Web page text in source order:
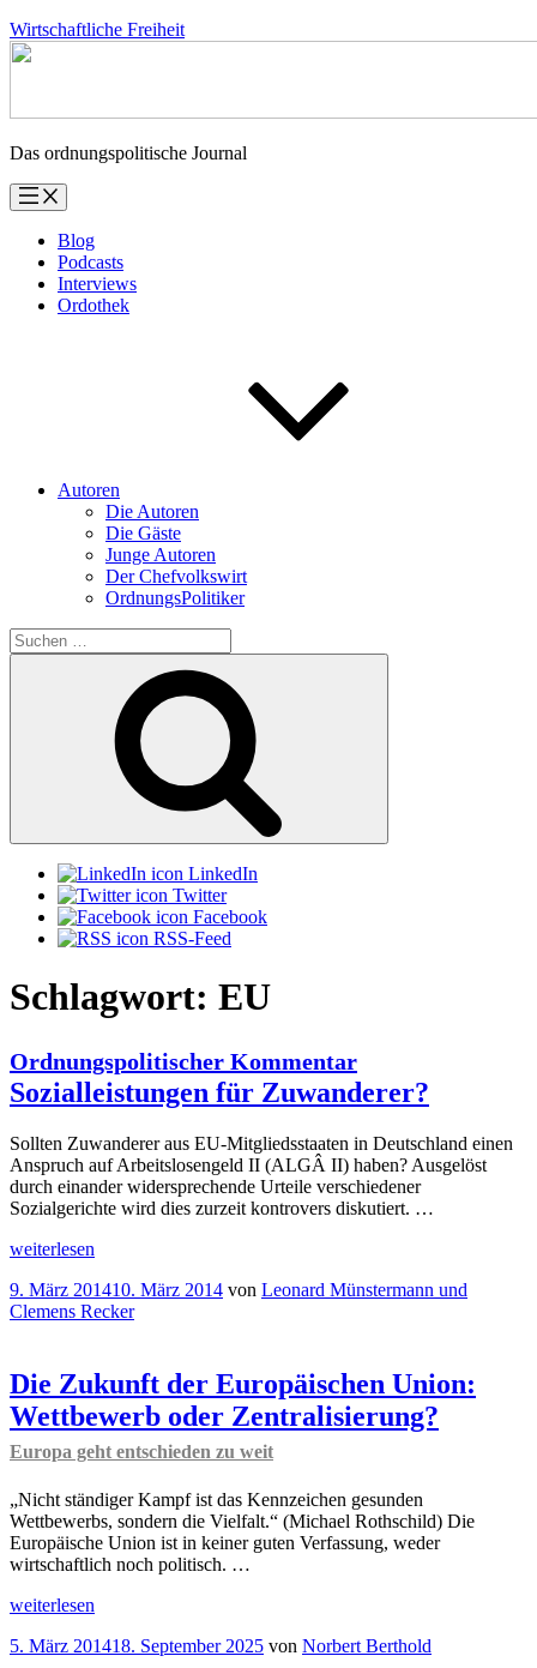
Zum
Inhalt
Wirtschaftliche Freiheit
Das ordnungspolitische Journal
Blog
Podcasts
Interviews
Ordothek
Autoren
Die Autoren
Die Gäste
Junge Autoren
Der Chefvolkswirt
OrdnungsPolitiker
Suchen
nach:
LinkedIn
Twitter
Facebook
RSS-Feed
Schlagwort: EU
Ordnungspolitischer Kommentar
Sozialleistungen für Zuwanderer?
Sollten Zuwanderer aus EU-Mitgliedsstaaten in Deutschland einen
Anspruch auf Arbeitslosengeld II (ALGÂ II) haben? Ausgelöst
durch einander widersprechende Urteile verschiedener
Sozialgerichte wird dies zurzeit kontrovers diskutiert. …
„Ordnungspolitischer
Sozialleistungen
für
weiterlesen
Veröffentlicht
am
9. März 201410. März 2014 von Leonard Münstermann und
Clemens Recker
Die Zukunft der Europäischen Union:
Wettbewerb oder Zentralisierung?
Europa geht entschieden zu weit
„Nicht ständiger Kampf ist das Kennzeichen gesunden
Wettbewerbs, sondern die Vielfalt.“ (Michael Rothschild) Die
Europäische Union ist in keiner guten Verfassung, weder
wirtschaftlich noch politisch. …
„Die
der
weiterlesen
Veröffentlicht
5. März 201418. September 2025 von Norbert Berthold